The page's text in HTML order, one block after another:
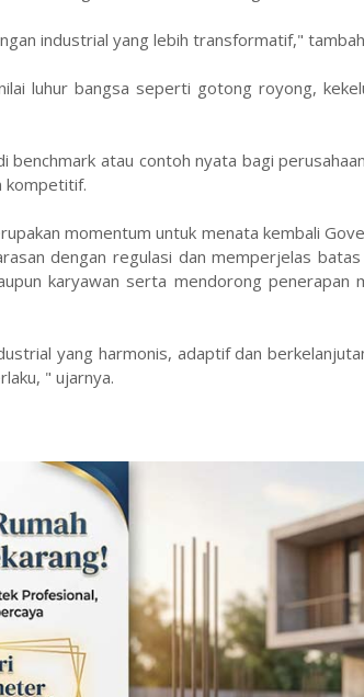
industrial yang lebih transformatif,"
luhur bangsa seperti gotong royong,
atau contoh nyata bagi
kompetitif.
momentum untuk menata kembali
dengan regulasi dan memperjelas batas
karyawan serta mendorong penerapan
yang harmonis, adaptif dan
" ujarnya.